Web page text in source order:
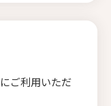
ご利用いただ